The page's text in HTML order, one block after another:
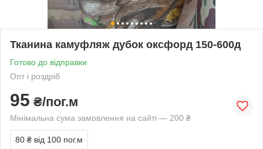
Тканина камуфляж дубок оксфорд 150-600д
Готово до відправки
Опт і роздріб
95 ₴/пог.м
Мінімальна сума замовлення на сайті — 200 ₴
80 ₴ від 100 пог.м